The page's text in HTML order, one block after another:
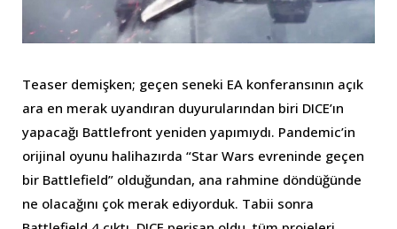
Teaser demişken; geçen seneki EA konferansının açık
ara en merak uyandıran duyurularından biri DICE’ın
yapacağı Battlefront yeniden yapımıydı. Pandemic’in
orijinal oyunu halihazırda “Star Wars evreninde geçen
bir Battlefield” olduğundan, ana rahmine döndüğünde
ne olacağını çok merak ediyorduk. Tabii sonra